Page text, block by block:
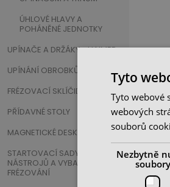
ÚHLOVÉ HLAVY A
POHÁNĚNÉ JEDNOTKY
UPÍNAČE A DRŽÁKY - HAIMER
UPÍNÁNÍ OBROBKŮ
FRÉZOVACÍ SKLÍČIDLA
PŘÍDAVNÉ STOLY
MAGNETICKÉ DESKY
STARTOVACÍ SADY
NÁSTROJŮ A VYBAVENÍ PRO
FRÉZOVÁNÍ
Tyto
Tyto webové
webových
souborů
Nezbytně
soubory